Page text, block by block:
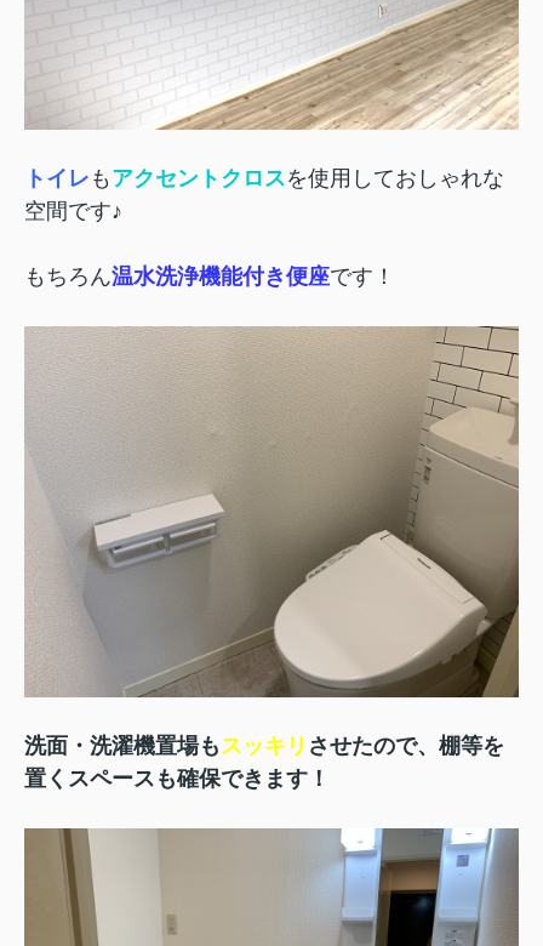
トイレ も アクセントクロスを使用しておしゃれな
空間です♪
もちろん温水洗浄機能付き便座です！
洗面・洗濯機置場も スッキリ させたので、棚等を
置くスペースも確保できます！